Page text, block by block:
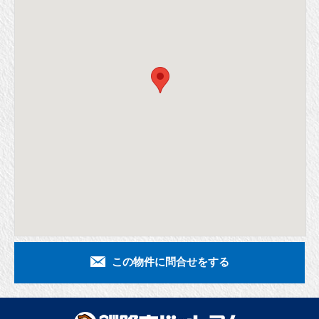
この物件に問合せをする